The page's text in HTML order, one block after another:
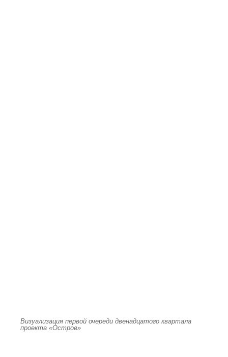
Визуализация первой очереди двенадцатого квартала
проекта «Остров»